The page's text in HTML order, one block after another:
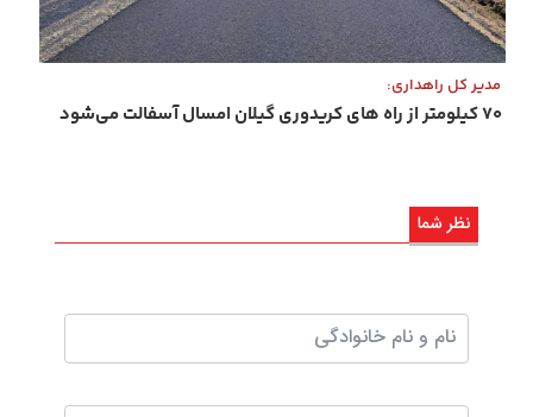
مدیر کل راهداری:
۷۰ کیلومتر از راه‌ های کریدوری گیلان امسال آسفالت می‌شود
نظر شما